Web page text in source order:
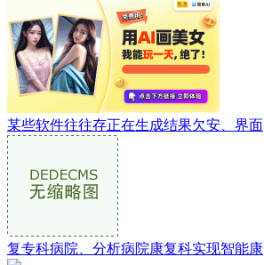
某些软件往往存正在生成结果欠安、界面
复专科病院、分析病院康复科实现智能康